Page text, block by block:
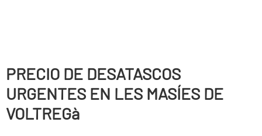
PRECIO DE DESATASCOS
URGENTES EN LES MASÍES DE
VOLTREGà